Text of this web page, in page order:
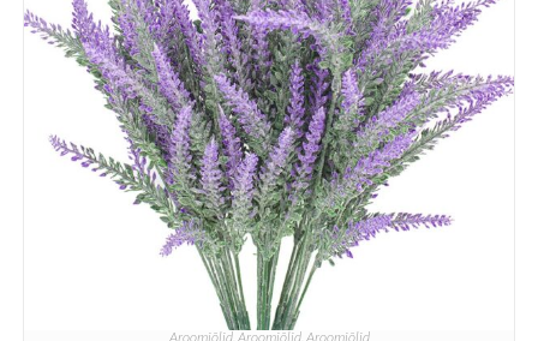
Aroomiõlid,Aroomiõlid,Aroomiõlid